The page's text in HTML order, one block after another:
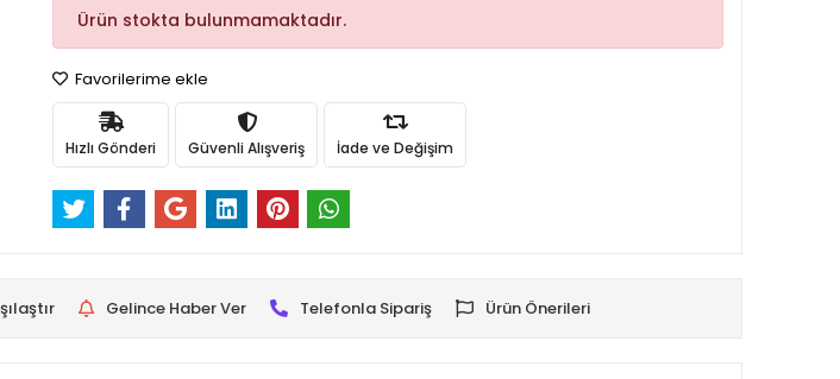
Ürün stokta bulunmamaktadır.
Favorilerime ekle
Hızlı Gönderi Güvenli Alışveriş İade ve Değişim
Gelince Haber Ver Telefonla Sipariş Ürün Önerileri